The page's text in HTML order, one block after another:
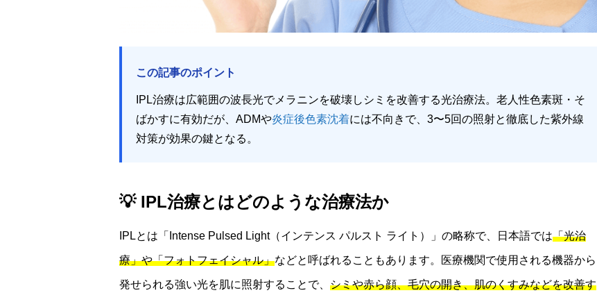
この記事のポイント
IPL治療は広範囲の波長光でメラニンを破壊しシミを改善する光治療法。老人性色素斑・そ
ばかすに有効だが、ADMや炎症後色素沈着には不向きで、3〜5回の照射と徹底した紫外線
対策が効果の鍵となる。
💡 IPL治療とはどのような治療法か
IPLとは「Intense Pulsed Light（インテンス パルスト ライト）」の略称で、日本語では「光治
療」や「フォトフェイシャル」などと呼ばれることもあります。医療機関で使用される機器から
発せられる強い光を肌に照射することで、 シミや赤ら顔、毛穴の開き、肌のくすみなどを改善す